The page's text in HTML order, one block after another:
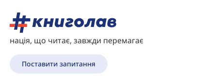
нація, що читає, завжди перемагає
Поставити запитання